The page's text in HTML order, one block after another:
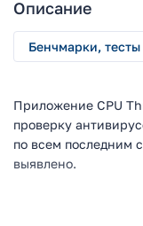
Описание
Бенчмарки, тесты
Приложение CPU
проверку
по всем последним
выявлено.